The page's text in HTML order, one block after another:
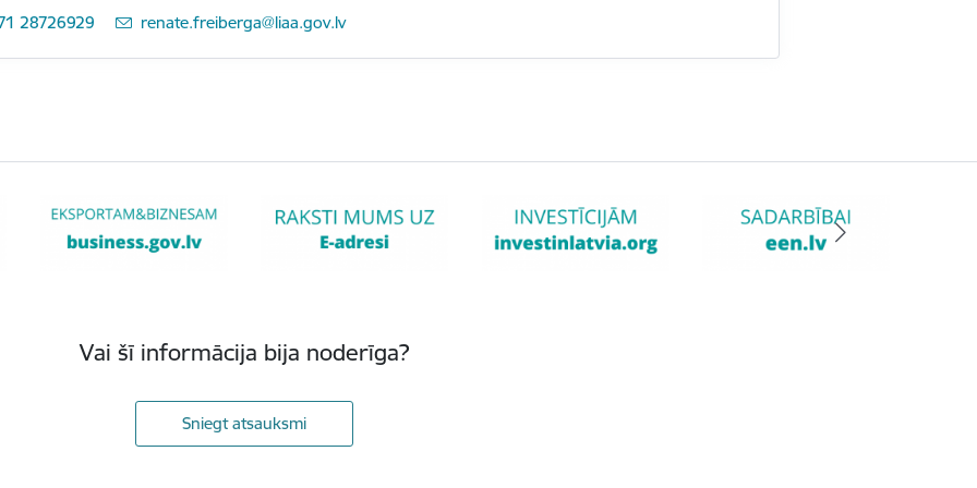
28726929 E-pasts:
renate.freiberga@liaa.gov.lv
Vai šī informācija bija noderīga?
Sniegt atsauksmi